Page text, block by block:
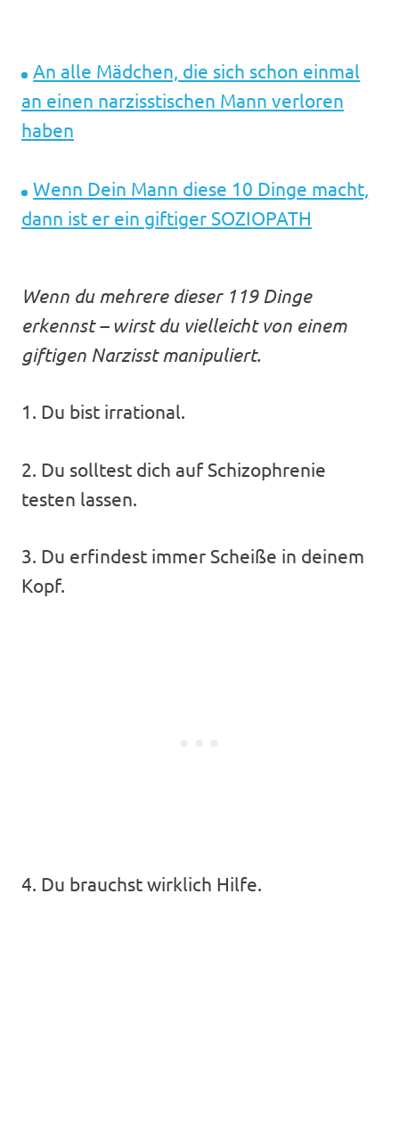
An alle Mädchen, die sich schon einmal
an einen narzisstischen Mann verloren
haben
Wenn Dein Mann diese 10 Dinge macht,
dann ist er ein giftiger SOZIOPATH
Wenn du mehrere dieser 119 Dinge
erkennst – wirst du vielleicht von einem
giftigen Narzisst manipuliert.
1. Du bist irrational.
2. Du solltest dich auf Schizophrenie
testen lassen.
3. Du erfindest immer Scheiße in deinem
Kopf.
4. Du brauchst wirklich Hilfe.